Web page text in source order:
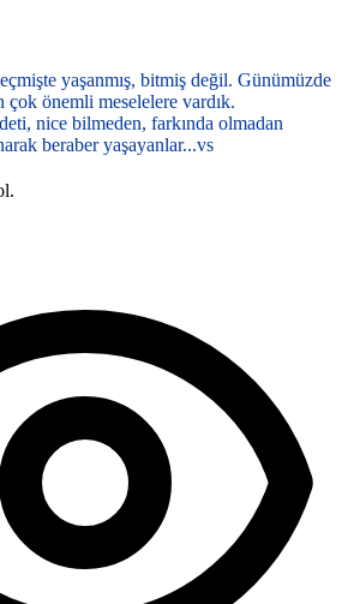
yaşanmış, bitmiş değil. Günümüzde
önemli meselelere vardık.
nice bilmeden, farkında olmadan
beraber yaşayanlar...vs